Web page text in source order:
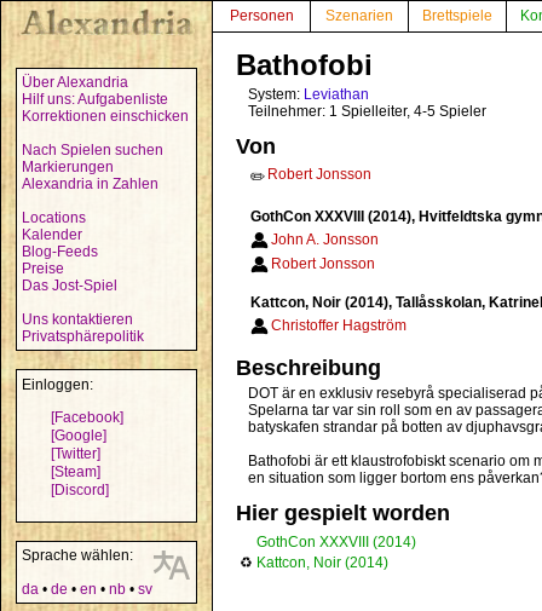
Über Alexandria
Hilf uns: Aufgabenliste
Korrektionen einschicken
Nach Spielen suchen
Markierungen
Alexandria in Zahlen
Locations
Kalender
Blog-Feeds
Preise
Das Jost-Spiel
Uns kontaktieren
Privatsphärepolitik
Einloggen:
[Facebook]
[Google]
[Twitter]
[Steam]
[Discord]
Sprache wählen:
da • de • en • nb • sv
Personen Szenarien Brettspiele
Bathofobi
System: Leviathan
Teilnehmer: 1 Spielleiter, 4-5 Spieler
Von
✏️ Robert Jonsson
GothCon XXXVIII (2014), Hvitfeldtska
John A. Jonsson
Robert Jonsson
Kattcon, Noir (2014), Tallåsskolan,
Christoffer Hagström
Beschreibung
DOT är en exklusiv resebyrå specialiserad
Spelarna tar var sin roll som en av
batyskafen strandar på botten av
Bathofobi är ett klaustrofobiskt scenario om
en situation som ligger bortom ens
Hier gespielt worden
GothCon XXXVIII (2014)
♻ Kattcon, Noir (2014)